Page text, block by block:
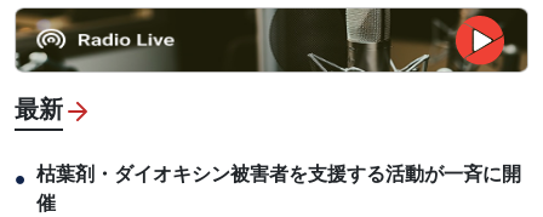
最新
● 枯葉剤・ダイオキシン被害者を支援する活動が一斉に開
催